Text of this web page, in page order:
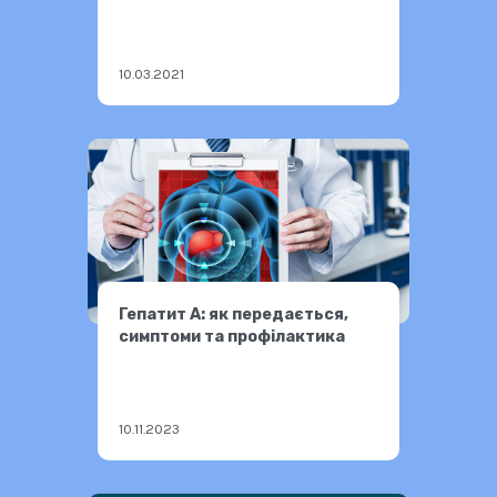
10.03.2021
Гепатит А: як передається,
симптоми та профілактика
10.11.2023